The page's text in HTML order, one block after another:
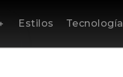
Estilos Tecnología